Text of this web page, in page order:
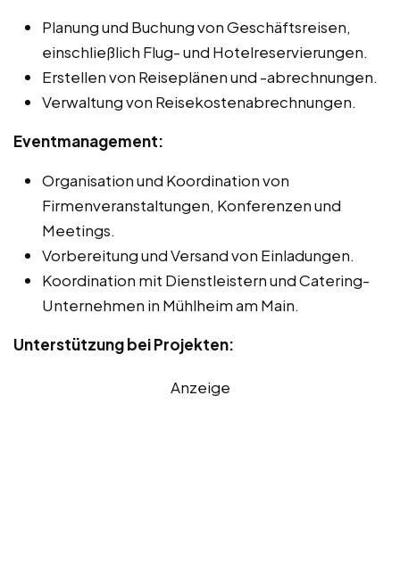
Planung und Buchung von Geschäftsreisen,
einschließlich Flug- und Hotelreservierungen.
Erstellen von Reiseplänen und -abrechnungen.
Verwaltung von Reisekostenabrechnungen.
Eventmanagement:
Organisation und Koordination von
Firmenveranstaltungen, Konferenzen und
Meetings.
Vorbereitung und Versand von Einladungen.
Koordination mit Dienstleistern und Catering-
Unternehmen in Mühlheim am Main.
Unterstützung bei Projekten:
Anzeige